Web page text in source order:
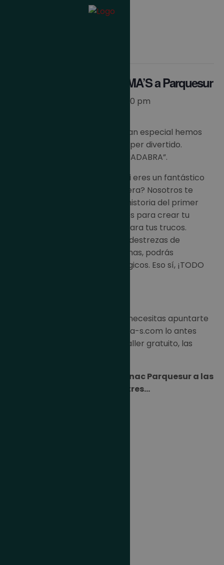
Esta vez Fnac lleva a EMMA’S a Parquesur
7:00 pm
Así es que para esta ocasión tan especial hemos
preparado un taller bilingüe súper divertido.
Welcome to…“THE REAL ABRACADABRA”.
¿Serás capaz de mostrarnos si eres un fantástico
mago o una magnífica hechicera? Nosotros te
esperamos con la verdadera historia del primer
mago que existió, manualidades para crear tu
propia varita e instrumentos para tus trucos.
Practicaremos juntos algunas destrezas de
auténtic@s mag@s y si te animas, podrás
enseñarnos tus secretillos mágicos. Eso sí, ¡TODO
Si tienes entre 4 y 11 años sólo necesitas apuntarte
a esta actividad en info@emma-s.com lo antes
posible ya que, aunque es un taller gratuito, las
El próximo 22 de febrero en Fnac Parquesur a las
18:00. ¿Nos vemos? Un, dos, tres…